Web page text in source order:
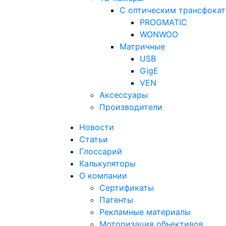
С оптическим
PROGMATIC
WONWOO
Матричные
USB
GigE
VEN
Аксессуары
Производители
Новости
Статьи
Глоссарий
Калькуляторы
О компании
Сертификаты
Патенты
Рекламные материалы
Моторизация объективов